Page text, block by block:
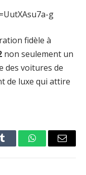
g
fidèle à
non seulement un
des voitures de
de luxe qui attire
Tumblr WhatsAppEmail